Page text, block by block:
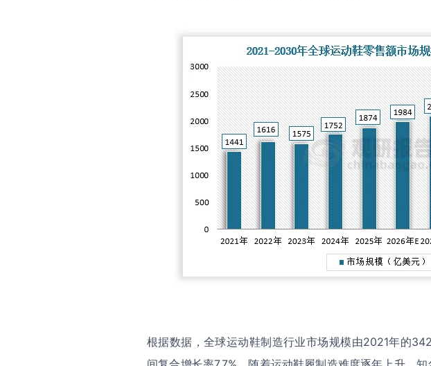
根据数据，全球运动鞋制造行业市场规模由2021年的